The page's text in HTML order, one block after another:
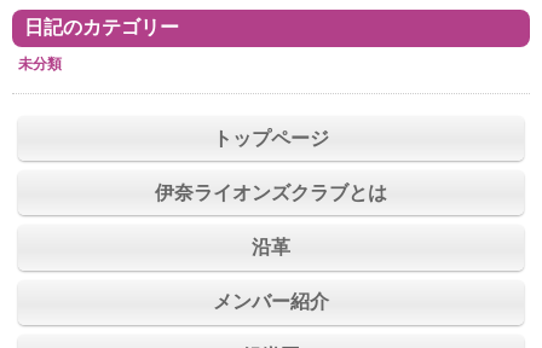
日記のカテゴリー
未分類
トップページ
伊奈ライオンズクラブとは
沿革
メンバー紹介